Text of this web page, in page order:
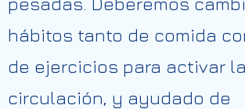
hábitos tanto de comida
de ejercicios para activar la
circulación, y ayudado de